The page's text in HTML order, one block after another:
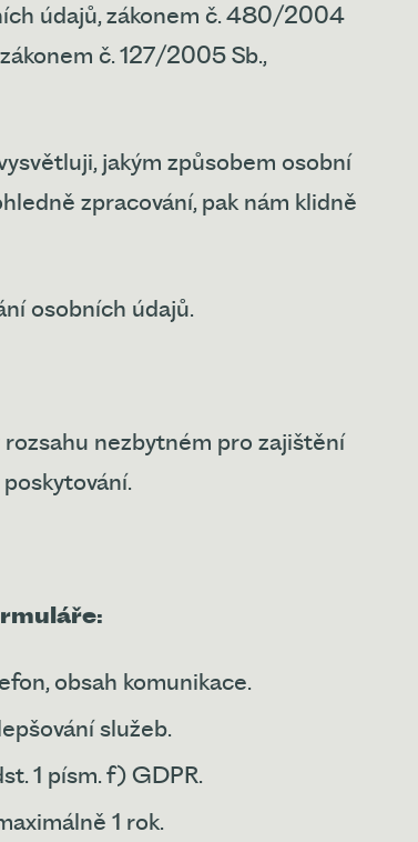
údajů, zákonem č. 480/2004
č. 127/2005 Sb.,
jakým způsobem osobní
zpracování, pak nám klidně
osobních údajů.
rozsahu nezbytném pro zajištění
obsah komunikace.
služeb.
1 písm. f) GDPR.
1 rok.